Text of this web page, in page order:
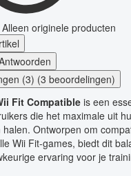
Alleen originele producten
(3) (3 beoordelingen)
Fit Compatible is een
die het maximale uit
Ontworpen om
Wii Fit-games, biedt dit
ervaring voor je